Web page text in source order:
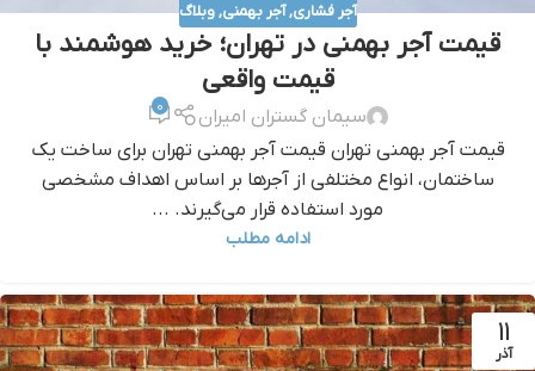
آجر فشاری,آجر بهمنی,وبلاگ
قیمت آجر بهمنی در تهران؛ خرید هوشمند با
قیمت واقعی
سیمان گستران امیران 0
قیمت آجر بهمنی تهران قیمت آجر بهمنی تهران برای ساخت یک
ساختمان، انواع مختلفی از آجرها بر اساس اهداف مشخصی
مورد استفاده قرار می‌گیرند. ...
ادامه مطلب
11
آذر